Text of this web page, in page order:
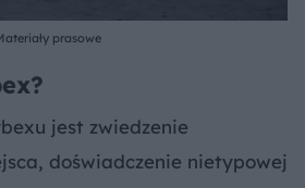
prasowe
jest zwiedzenie
doświadczenie nietypowej